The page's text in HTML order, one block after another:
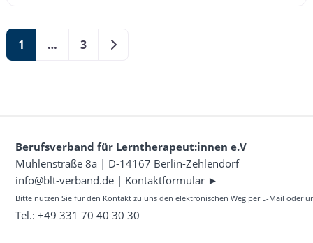
Posts navigation
1 … 3 Ältere Beiträge
Berufsverband für Lerntherapeut:innen e.V
Mühlenstraße 8a | D-14167 Berlin-Zehlendorf
info@blt-verband.de| Kontaktformular ►
Bitte nutzen Sie für den Kontakt zu uns den elektronischen Weg per E-Mail oder
Tel.: +49 331 70 40 30 30